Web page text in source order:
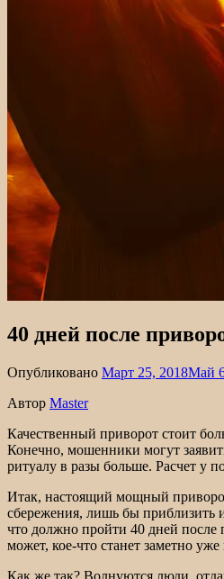
40 дней после
Опубликовано Март 25, 2018Май
Автор Master
Качественный приворот стоит
Конечно, мошенники могут
ритуалу в разы больше. Расчет у
Итак, настоящий мощный
сбережения, лишь бы приблизить
что должно пройти 40 дней после
может, кое-что станет заметно уже
Как же так? Волнуются люди,